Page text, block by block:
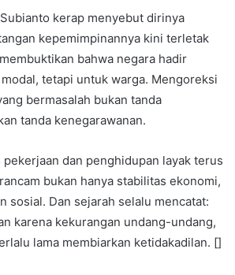
kerap menyebut dirinya
kepemimpinannya kini terletak
bahwa negara hadir
tetapi untuk warga. Mengoreksi
bermasalah bukan tanda
tanda kenegarawanan.
pekerjaan dan penghidupan layak terus
bukan hanya stabilitas ekonomi,
sosial. Dan sejarah selalu mencatat:
karena kekurangan undang-undang,
lama membiarkan ketidakadilan. []